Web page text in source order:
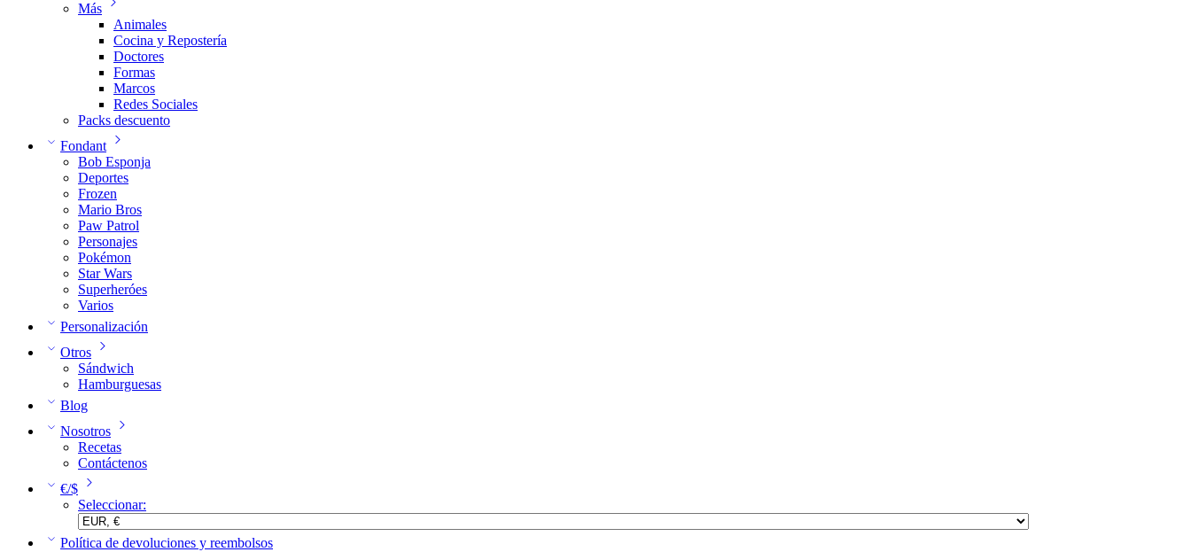
Más
Animales
Cocina y Repostería
Doctores
Formas
Marcos
Redes Sociales
Packs descuento
Fondant
Bob Esponja
Deportes
Frozen
Mario Bros
Paw Patrol
Personajes
Pokémon
Star Wars
Superheróes
Varios
Personalización
Otros
Sándwich
Hamburguesas
Blog
Nosotros
Recetas
Contáctenos
€/$
Seleccionar:
Política de devoluciones y reembolsos